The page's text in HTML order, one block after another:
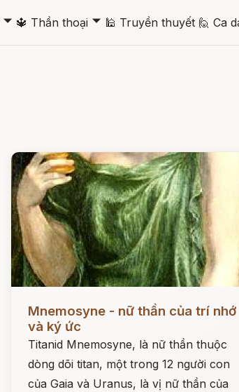
🞃 🔱 Thần thoại 🞃 🕌 Truyền thuyết 🙋 Ca
Mnemosyne - nữ thần của trí nhớ
và ký ức
Titanid Mnemosyne, là nữ thần thuộc
dòng dõi titan, một trong 12 người con
của Gaia và Uranus, là vị nữ thần của